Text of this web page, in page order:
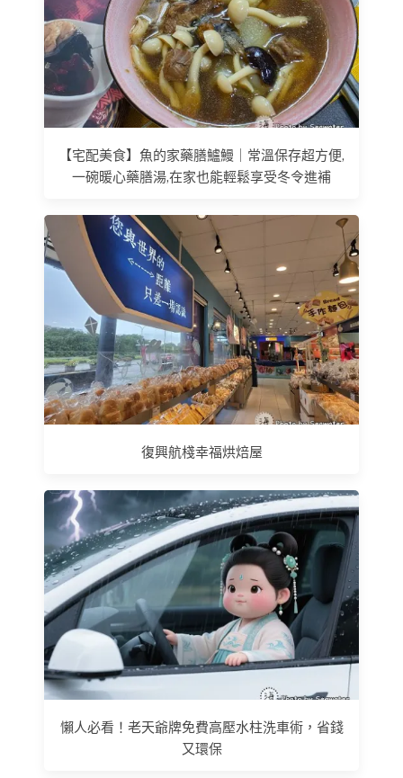
【宅配美食】魚的家藥膳鱸鰻｜常溫保存超方便,
一碗暖心藥膳湯,在家也能輕鬆享受冬令進補
復興航棧幸福烘焙屋
懶人必看！老天爺牌免費高壓水柱洗車術，省錢
又環保